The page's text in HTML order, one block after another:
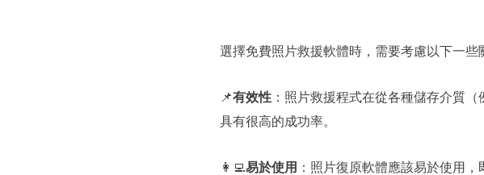
選擇免費照片救援軟體時，需要考慮以下一些
📌有效性 ：照片救援程式在從各種儲存介質
具有很高的成功率。
👩‍💻易於使用 ：照片復原軟體應該易於使用